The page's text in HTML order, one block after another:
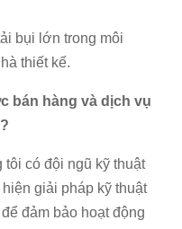
bụi lớn trong môi
thiết kế.
bán hàng và dịch vụ
có đội ngũ kỹ thuật
giải pháp kỹ thuật
đảm bảo hoạt động